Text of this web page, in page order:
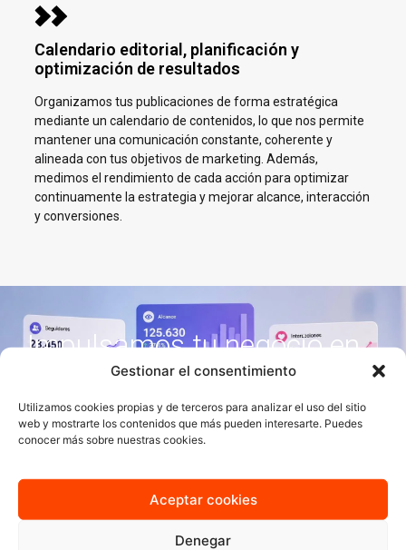
Gestionar el consentimiento
Utilizamos cookies propias y de terceros para analizar el uso del sitio
web y mostrarte los contenidos que más pueden interesarte. Puedes
conocer más sobre nuestras cookies.
Aceptar cookies
Denegar
Calendario editorial, planificación y
optimización de resultados
Organizamos tus publicaciones de forma estratégica
mediante un calendario de contenidos, lo que nos permite
mantener una comunicación constante, coherente y
alineada con tus objetivos de marketing. Además,
medimos el rendimiento de cada acción para optimizar
continuamente la estrategia y mejorar alcance, interacción
y conversiones.
Impulsamos tu negocio en
Redes Sociales en Santa
Eulalia del Río
En AJA Publicidad te ayudamos a crecer en Social Media con